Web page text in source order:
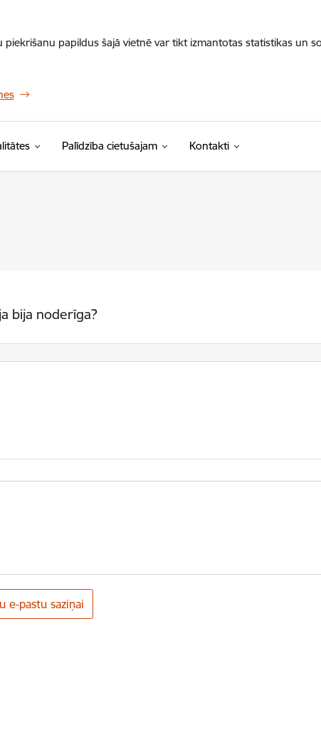
papildus šajā vietnē var tikt izmantotas statistikas un
Palīdzība cietušajam Kontakti
bija noderīga?
e-pastu saziņai